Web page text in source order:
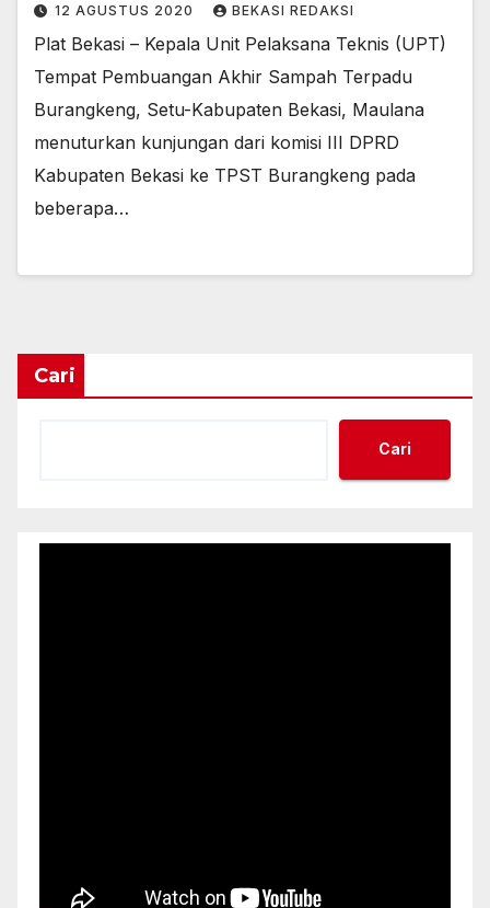
12 AGUSTUS 2020 BEKASI REDAKSI
Plat Bekasi – Kepala Unit Pelaksana Teknis (UPT)
Tempat Pembuangan Akhir Sampah Terpadu
Burangkeng, Setu-Kabupaten Bekasi, Maulana
menuturkan kunjungan dari komisi III DPRD
Kabupaten Bekasi ke TPST Burangkeng pada
beberapa…
Cari
Cari